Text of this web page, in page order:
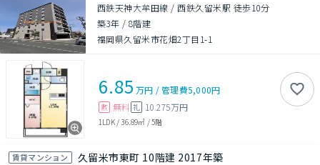
西鉄天神大牟田線 / 西鉄久留米駅 徒歩10分
築3年 / 8階建
福岡県久留米市花畑2丁目1-1
6.85 万円 /管理費5,000円
敷 無料 礼 10.275万円
1LDK/36.89㎡ /5階
賃貸マンション 久留米市東町 10階建 2017年築